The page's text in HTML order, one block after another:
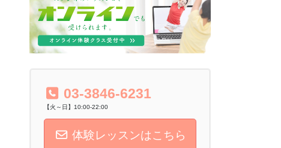
03-3846-6231
【火～日】10:00-22:00
体験レッスンはこちら